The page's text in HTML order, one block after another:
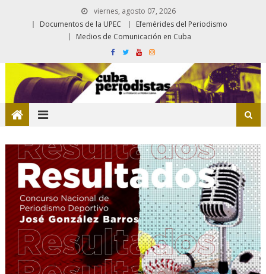
viernes, agosto 07, 2026
Documentos de la UPEC
Efemérides del Periodismo
Medios de Comunicación en Cuba